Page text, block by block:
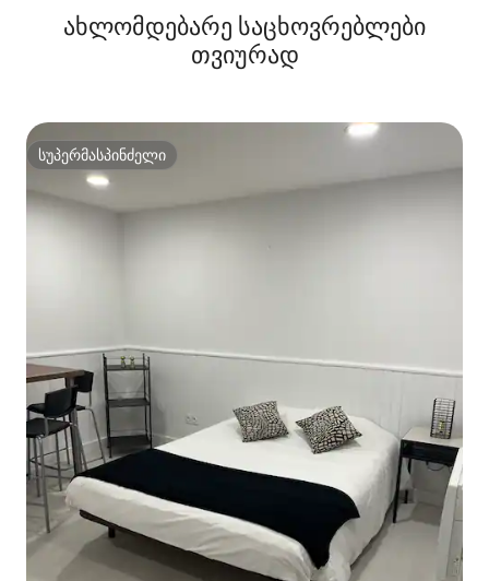
ახლომდებარე საცხოვრებლები
თვიურად
სუპერმასპინძელი
სუპერმასპინძელი